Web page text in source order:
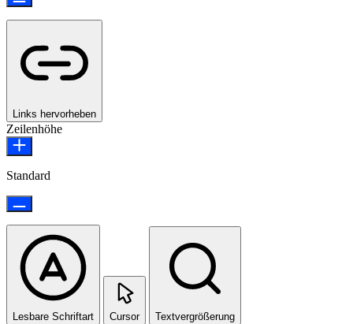
Links hervorheben
Zeilenhöhe
Standard
Lesbare Schriftart Cursor Textvergrößerung